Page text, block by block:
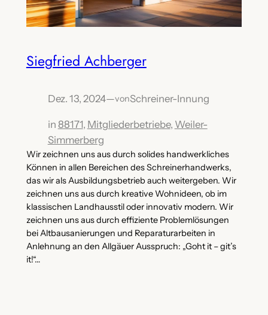
Siegfried Achberger
Dez. 13, 2024—vonSchreiner-Innung
in 88171, Mitgliederbetriebe, Weiler-
Simmerberg
Wir zeichnen uns aus durch solides handwerkliches
Können in allen Bereichen des Schreinerhandwerks,
das wir als Ausbildungsbetrieb auch weitergeben. Wir
zeichnen uns aus durch kreative Wohnideen, ob im
klassischen Landhausstil oder innovativ modern. Wir
zeichnen uns aus durch effiziente Problemlösungen
bei Altbausanierungen und Reparaturarbeiten in
Anlehnung an den Allgäuer Ausspruch: „Goht it – git’s
it!“…